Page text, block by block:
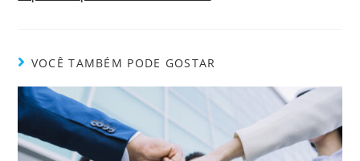
VOCÊ TAMBÉM PODE GOSTAR